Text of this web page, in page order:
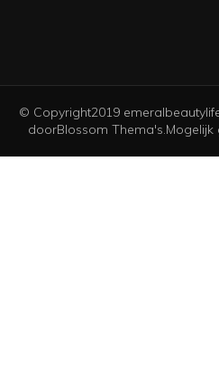
© Copyright2019
doorBlossom Thema's